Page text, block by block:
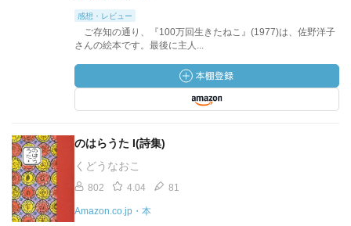
感想・レビュー
ご存知の通り、『100万回生きたねこ』(1977)は、佐野洋子
さんの絵本です。最後に主人...
のはらうた I(詩集)
くどうなおこ
802 4.04 81
Amazon.co.jp・本